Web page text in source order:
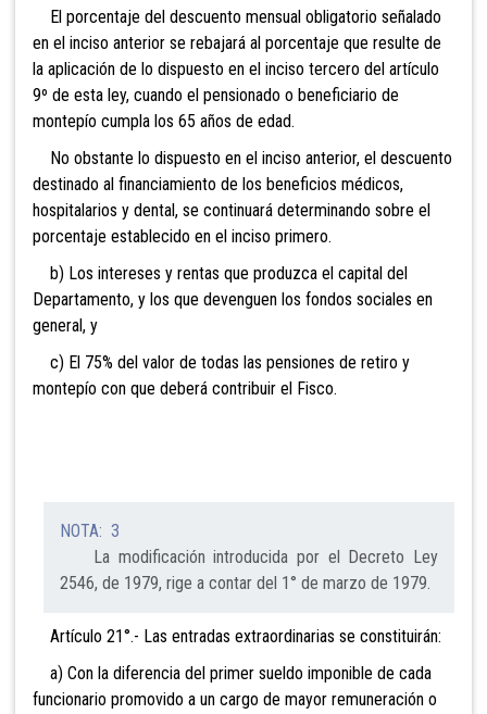
El porcentaje del descuento mensual obligatorio señalado
en el inciso anterior se rebajará al porcentaje que resulte de
la aplicación de lo dispuesto en el inciso tercero del artículo
9º de esta ley, cuando el pensionado o beneficiario de
montepío cumpla los 65 años de edad.
No obstante lo dispuesto en el inciso anterior, el descuento
destinado al financiamiento de los beneficios médicos,
hospitalarios y dental, se continuará determinando sobre el
porcentaje establecido en el inciso primero.
b) Los intereses y rentas que produzca el capital del
Departamento, y los que devenguen los fondos sociales en
general, y
c) El 75% del valor de todas las pensiones de retiro y
montepío con que deberá contribuir el Fisco.
NOTA: 3
La modificación introducida por el Decreto Ley
2546, de 1979, rige a contar del 1° de marzo de 1979.
Artículo 21°.- Las entradas extraordinarias se constituirán:
a) Con la diferencia del primer sueldo imponible de cada
funcionario promovido a un cargo de mayor remuneración o